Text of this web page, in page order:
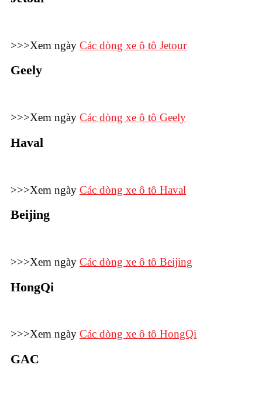
>>>Xem ngày Các dòng xe ô tô Jetour
Geely
>>>Xem ngày Các dòng xe ô tô Geely
Haval
>>>Xem ngày Các dòng xe ô tô Haval
Beijing
>>>Xem ngày Các dòng xe ô tô Beijing
HongQi
>>>Xem ngày Các dòng xe ô tô HongQi
GAC